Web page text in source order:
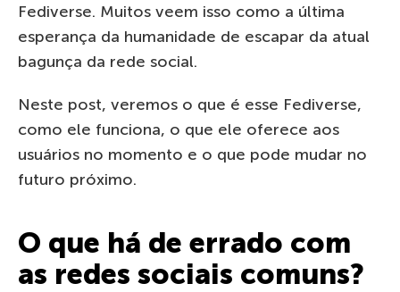
Fediverse. Muitos veem isso como a última
esperança da humanidade de escapar da atual
bagunça da rede social.
Neste post, veremos o que é esse Fediverse,
como ele funciona, o que ele oferece aos
usuários no momento e o que pode mudar no
futuro próximo.
O que há de errado com
as redes sociais comuns?